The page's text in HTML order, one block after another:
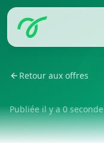
Retour aux offres
Publiée il y a 0 seconde